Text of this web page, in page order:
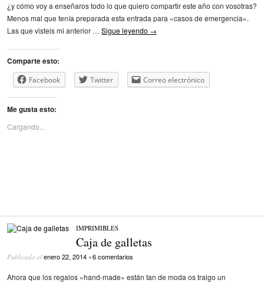
¿y cómo voy a enseñaros todo lo que quiero compartir este año con vosotras?
Menos mal que tenía preparada esta entrada para «casos de emergencia».
Las que visteis mi anterior … Sigue leyendo →
Comparte esto:
Facebook Twitter Correo electrónico
Me gusta esto:
Cargando...
IMPRIMIBLES
Caja de galletas
Publicado el enero 22, 2014 •6 comentarios
Ahora que los regalos «hand-made» están tan de moda os traigo un